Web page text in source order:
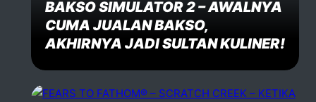
BAKSO SIMULATOR 2 – AWALNYA
CUMA JUALAN BAKSO,
AKHIRNYA JADI SULTAN KULINER!